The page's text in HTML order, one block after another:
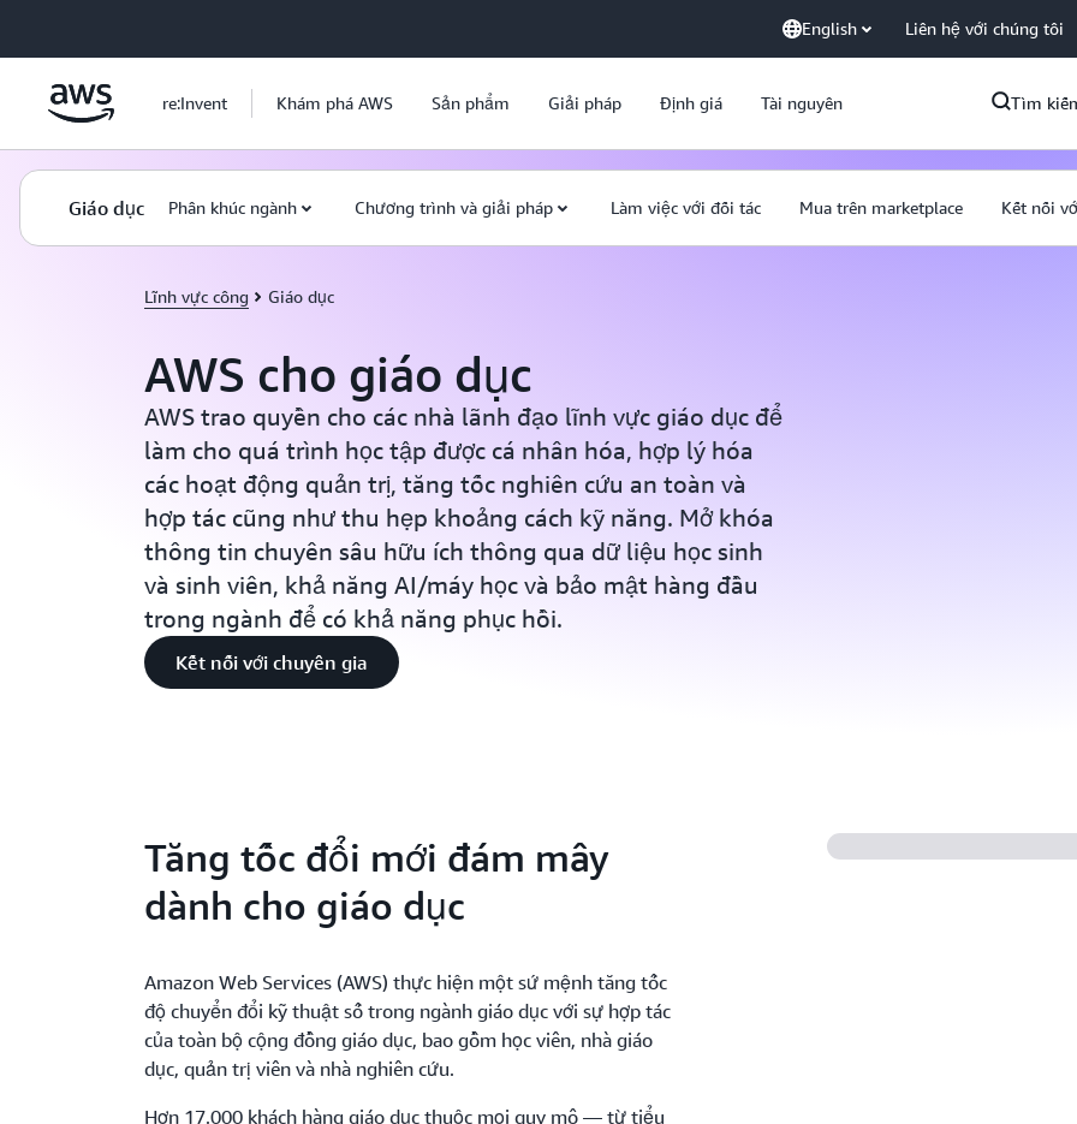
English Liên hệ với chúng tôi
re:Invent Khám phá AWS Sản phẩm Giải pháp Định giá Tài nguyên Tìm
Giáo dục Phân khúc ngành Chương trình và giải pháp Làm việc với đối tác Mua trên marketplace Kết nối
Lĩnh vực công Giáo dục
AWS cho giáo dục
AWS trao quyền cho các nhà lãnh đạo lĩnh vực giáo dục để
làm cho quá trình học tập được cá nhân hóa, hợp lý hóa
các hoạt động quản trị, tăng tốc nghiên cứu an toàn và
hợp tác cũng như thu hẹp khoảng cách kỹ năng. Mở khóa
thông tin chuyên sâu hữu ích thông qua dữ liệu học sinh
và sinh viên, khả năng AI/máy học và bảo mật hàng đầu
trong ngành để có khả năng phục hồi.
Kết nối với chuyên gia
Tăng tốc đổi mới đám mây
dành cho giáo dục
Amazon Web Services (AWS) thực hiện một sứ mệnh tăng tốc
độ chuyển đổi kỹ thuật số trong ngành giáo dục với sự hợp tác
của toàn bộ cộng đồng giáo dục, bao gồm học viên, nhà giáo
dục, quản trị viên và nhà nghiên cứu.
Hơn 17.000 khách hàng giáo dục thuộc mọi quy mô — từ tiểu